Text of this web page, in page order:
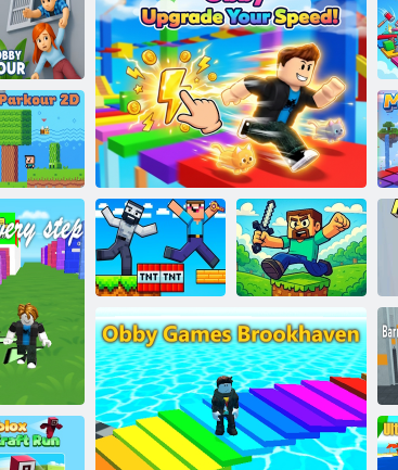
Obby
Parkour
Obby Migliora la tua velocità!
Parkour
2D
Nabbo: trucchi
di parkour
Blocca le prove
sul parkour